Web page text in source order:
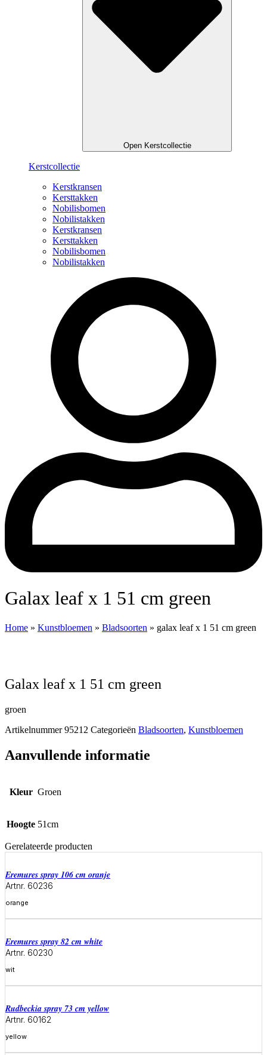
Open Kerstcollectie
Kerstcollectie
Kerstkransen
Kersttakken
Nobilisbomen
Nobilistakken
Kerstkransen
Kersttakken
Nobilisbomen
Nobilistakken
galax leaf x 1 51 cm green
Home » Kunstbloemen » Bladsoorten » galax leaf x 1 51 cm green
galax leaf x 1 51 cm green
groen
Artikelnummer95212 Categorieën Bladsoorten, Kunstbloemen
Aanvullende informatie
Kleur Groen
Hoogte 51cm
Gerelateerde producten
eremures spray 106 cm oranje
Artnr. 60236
orange
Meer informatie
eremures spray 82 cm white
Artnr. 60230
wit
rudbeckia spray 73 cm yellow
Artnr. 60162
yellow
Meer informatie